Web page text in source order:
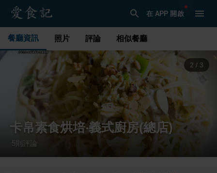
在 APP 開啟
餐廳資訊 照片 評論 相似餐廳
2 / 3
卡帛素食烘培‧義式廚房(總店)
5 則評論